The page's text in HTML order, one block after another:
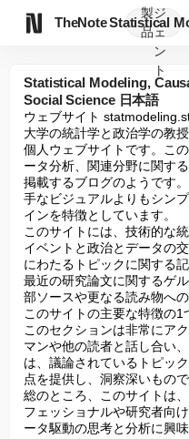
TheNote
製
品
ジ
ェ
ン
ト
Statistical
Statistical Modeling,
Social Science 日本語
ウェブサイト
大学の統計学と政治学の教
個人ウェブサイトです。こ
ータ分析、関連分野に関す
掲載するブログのようです
手なビジュアルよりもシン
インを特徴としています。
このサイトには、技術的な
イベントと政治とデータの
にわたるトピックに関する
最近の研究論文に関するゲ
部ソースや更なる読み物へ
このサイトの主要な特徴の1
このセクションは非常にア
マンや他の読者と話し合い
は、議論されているトピッ
点を提供し、洞察深いもので
総のところ、このサイトは
フェッショナルや研究者向
ータ駆動の思考と分析に興